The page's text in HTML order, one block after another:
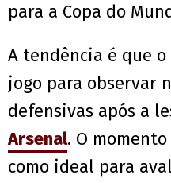
para a Copa do
A tendência é que
jogo para observar
defensivas após a
Arsenal. O
como ideal para